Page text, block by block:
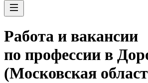
Работа и вакансии
по профессии в
(Московская